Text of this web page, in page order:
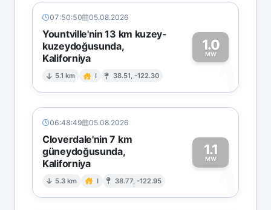
07:50:50 05.08.2026
Yountville'nin 13 km kuzey-
kuzeydoğusunda,
Kaliforniya
5.1 km I 38.51, -122.30
1.0
MW
1
06:48:49 05.08.2026
Cloverdale'nin 7 km
güneydoğusunda,
Kaliforniya
5.3 km I 38.77, -122.95
1.1
MW
1